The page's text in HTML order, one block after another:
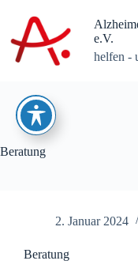
springen
e.V.
helfen -
Beratung
2. Januar 2024
Beratung